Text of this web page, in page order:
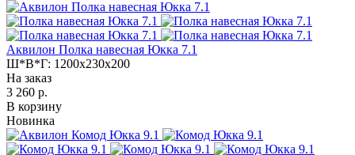
Аквилон Полка навесная Юкка 7.1
Ш*В*Г: 1200x230x200
На заказ
3 260 р.
В корзину
Новинка